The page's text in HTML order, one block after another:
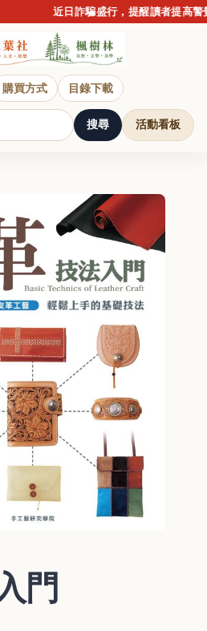
近日詐騙盛行，提醒讀者提高警
購買方式 目錄下載
搜尋 活動看板
門